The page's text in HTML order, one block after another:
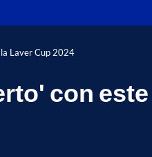
Laver Cup 2024
con